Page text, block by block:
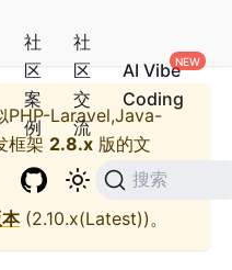
社
区
案
例
社
区
交
流
AI Vibe
Coding
搜索
PHP-Laravel,Java-
框架 2.8.x 版的文
(2.10.x(Latest))。